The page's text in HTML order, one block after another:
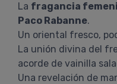
La fragancia
Paco Rabanne.
Un oriental fresco,
La unión divina del
acorde de vainilla
Una revelación de